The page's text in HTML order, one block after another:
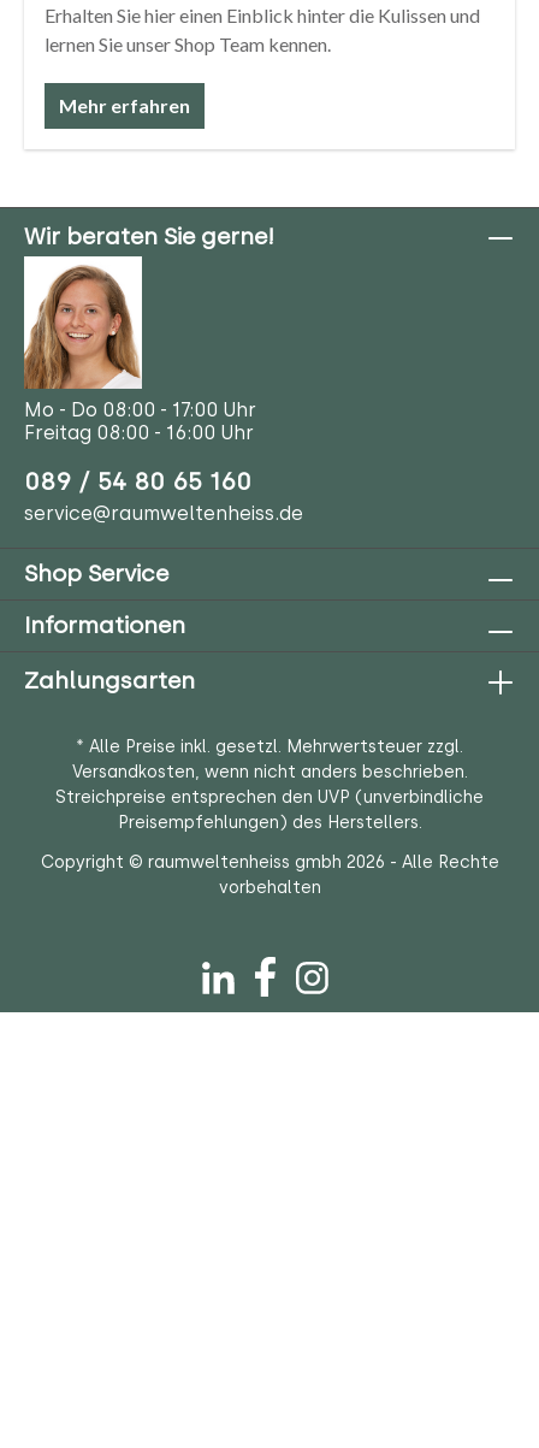
Erhalten Sie hier einen Einblick hinter die Kulissen und
lernen Sie unser Shop Team kennen.
Mehr erfahren
Wir beraten Sie gerne!
Mo - Do 08:00 - 17:00 Uhr
Freitag 08:00 - 16:00 Uhr
089 / 54 80 65 160
service@raumweltenheiss.de
Shop Service
Informationen
Zahlungsarten
* Alle Preise inkl. gesetzl. Mehrwertsteuer zzgl.
Versandkosten, wenn nicht anders beschrieben.
Streichpreise entsprechen den UVP (unverbindliche
Preisempfehlungen) des Herstellers.
Copyright © raumweltenheiss gmbh 2026 - Alle Rechte
vorbehalten